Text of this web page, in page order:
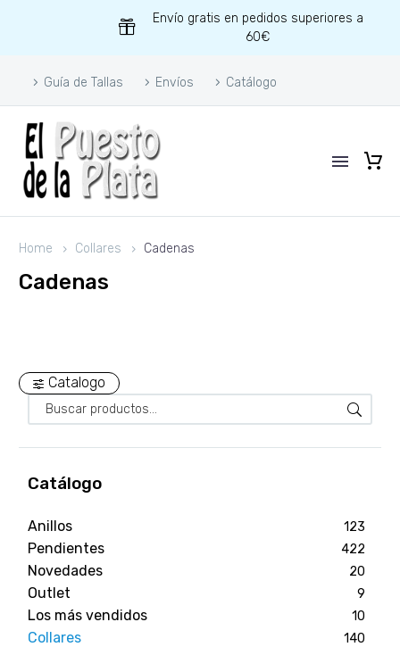
Envío gratis en pedidos superiores a
60€
Guía de Tallas Envíos Catálogo
Home Collares Cadenas
Cadenas
Catalogo
Catálogo
Anillos 123
Pendientes 422
Novedades 20
Outlet 9
Los más vendidos 10
Collares 140